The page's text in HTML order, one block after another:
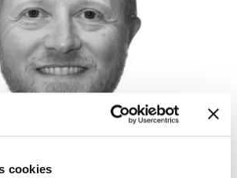
cookies